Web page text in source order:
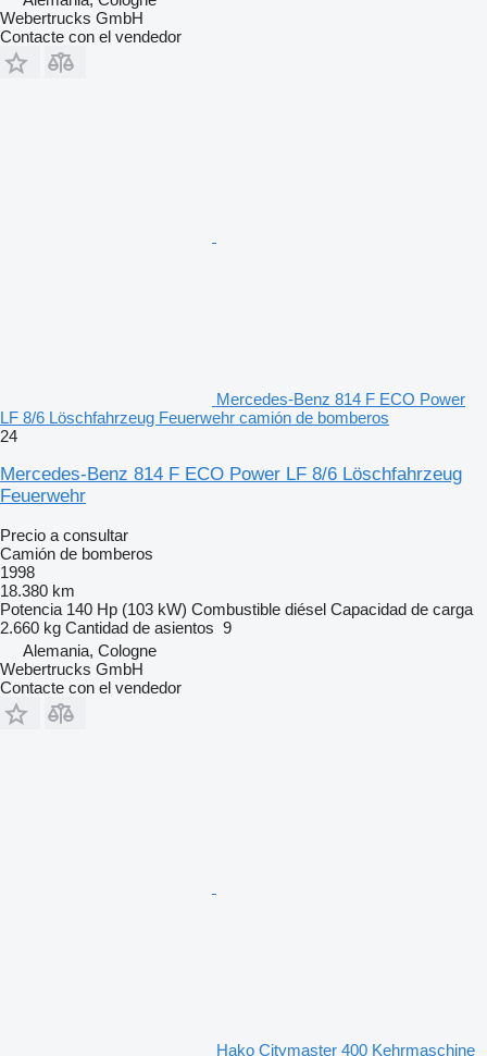
Webertrucks GmbH
Contacte con el vendedor
Mercedes-Benz 814 F ECO Power
LF 8/6 Löschfahrzeug Feuerwehr camión de bomberos
24
Mercedes-Benz 814 F ECO Power LF 8/6 Löschfahrzeug
Feuerwehr
Precio a consultar
Camión de bomberos
1998
18.380 km
Potencia 140 Hp (103 kW) Combustible diésel Capacidad de carga
2.660 kg Cantidad de asientos 9
Alemania, Cologne
Webertrucks GmbH
Contacte con el vendedor
Hako Citymaster 400 Kehrmaschine